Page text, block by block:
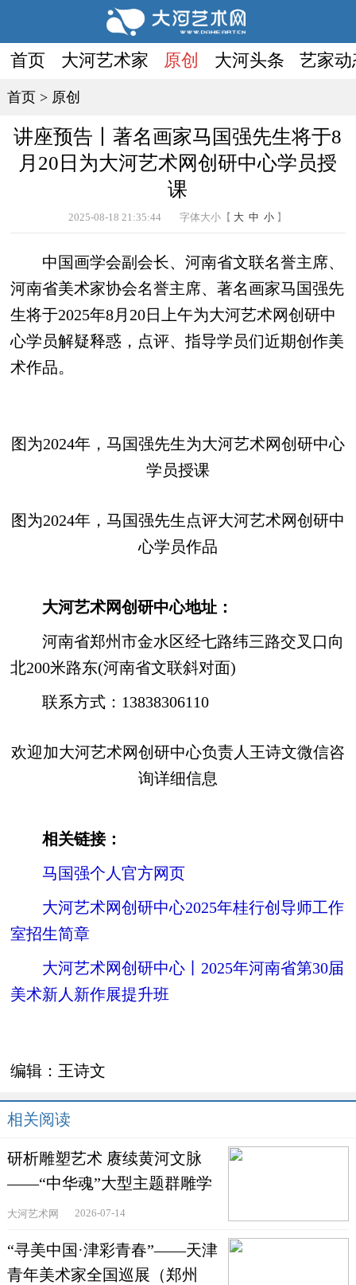
首页 大河艺术家 原创 大河头条 艺家动
首页> 原创
讲座预告丨著名画家马国强先生将于8
月20日为大河艺术网创研中心学员授
课
2025-08-18 21:35:44 字体大小【 大 中 小 】
中国画学会副会长、河南省文联名誉主席、
河南省美术家协会名誉主席、著名画家马国强先
生将于2025年8月20日上午为大河艺术网创研中
心学员解疑释惑，点评、指导学员们近期创作美
术作品。
图为2024年，马国强先生为大河艺术网创研中心
学员授课
图为2024年，马国强先生点评大河艺术网创研中
心学员作品
大河艺术网创研中心地址：
河南省郑州市金水区经七路纬三路交叉口向
北200米路东(河南省文联斜对面)
联系方式：13838306110
欢迎加大河艺术网创研中心负责人王诗文微信咨
询详细信息
相关链接：
马国强个人官方网页
大河艺术网创研中心2025年桂行创导师工作
室招生简章
大河艺术网创研中心丨2025年河南省第30届
美术新人新作展提升班
编辑：王诗文
相关阅读
研析雕塑艺术 赓续黄河文脉
——“中华魂”大型主题群雕学
术研讨会在郑州举
大河艺术网 2026-07-14
“寻美中国·津彩青春”——天津
青年美术家全国巡展（郑州